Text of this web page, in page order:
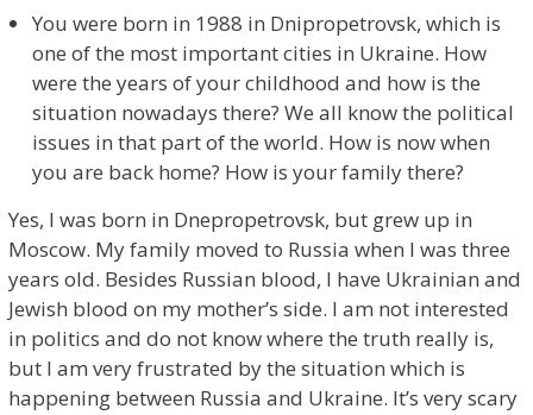
You were born in 1988 in Dnipropetrovsk, which is
one of the most important cities in Ukraine. How
were the years of your childhood and how is the
situation nowadays there? We all know the political
issues in that part of the world. How is now when
you are back home? How is your family there?
Yes, I was born in Dnepropetrovsk, but grew up in
Moscow. My family moved to Russia when I was three
years old. Besides Russian blood, I have Ukrainian and
Jewish blood on my mother’s side. I am not interested
in politics and do not know where the truth really is,
but I am very frustrated by the situation which is
happening between Russia and Ukraine. It’s very scary